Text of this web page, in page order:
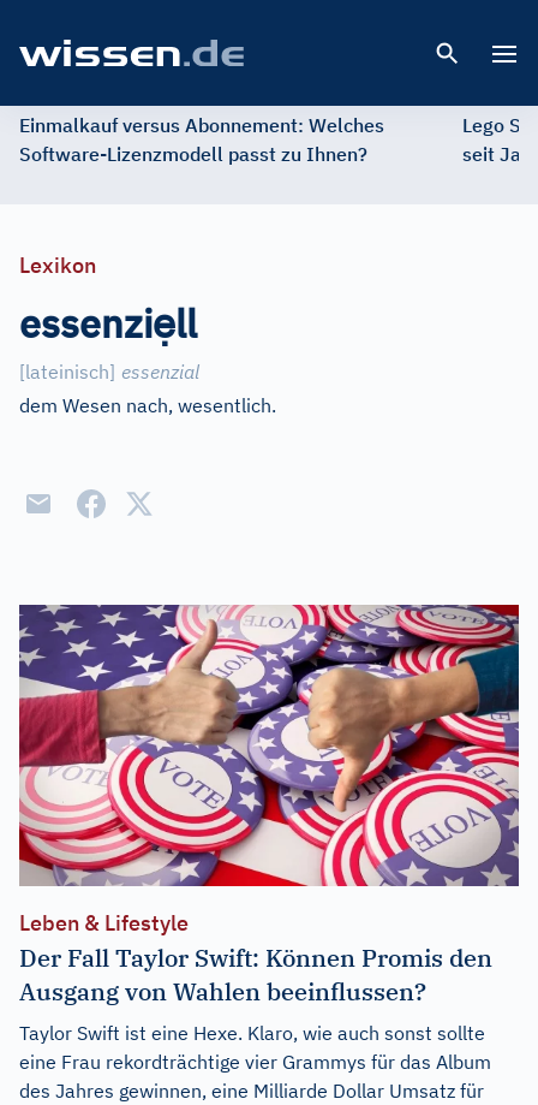
Einmalkauf versus Abonnement: Welches
Software-Lizenzmodell passt zu Ihnen?
Lego
seit
Lexikon
essenziẹll
[lateinisch] essenzial
dem Wesen nach, wesentlich.
Leben & Lifestyle
Der Fall Taylor Swift: Können Promis den
Ausgang von Wahlen beeinflussen?
Taylor Swift ist eine Hexe. Klaro, wie auch sonst sollte
eine Frau rekordträchtige vier Grammys für das Album
des Jahres gewinnen, eine Milliarde Dollar Umsatz für